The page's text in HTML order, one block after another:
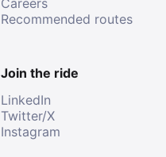
Careers
Recommended routes
Join the ride
LinkedIn
Twitter/X
Instagram